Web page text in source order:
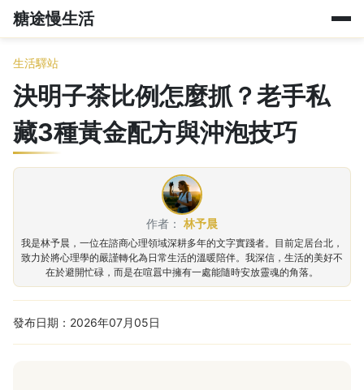
糖途慢生活
生活驛站
決明子茶比例怎麼抓？老手私
藏3種黃金配方與沖泡技巧
作者： 林予晨
我是林予晨，一位在諮商心理領域深耕多年的文字實踐者。目前定居台北，
致力於將心理學的嚴謹轉化為日常生活的溫暖陪伴。我深信，生活的美好不
在於避開忙碌，而是在喧囂中擁有一處能隨時安放靈魂的角落。
發布日期：2026年07月05日